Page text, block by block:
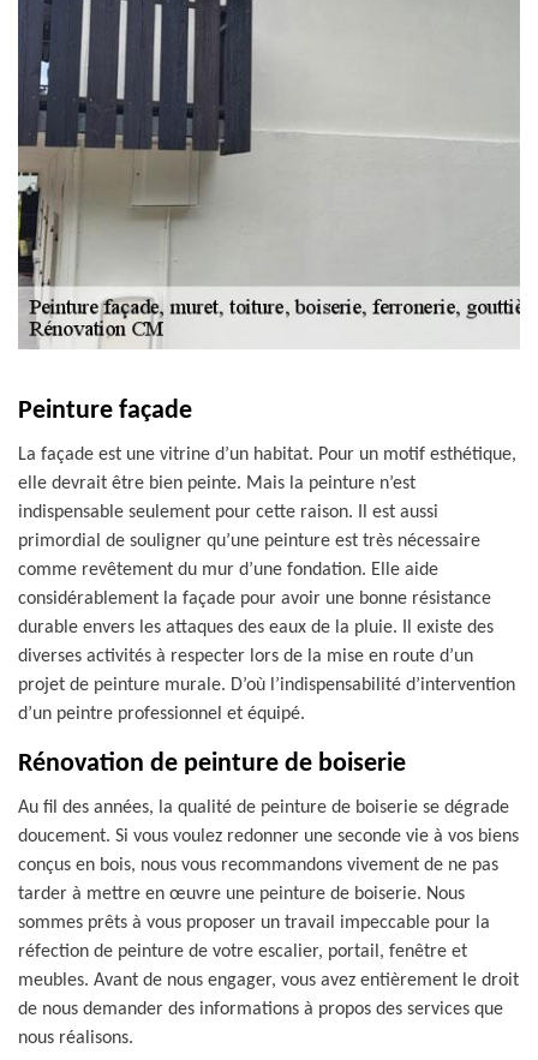
Peinture façade
La façade est une vitrine d’un habitat. Pour un motif esthétique,
elle devrait être bien peinte. Mais la peinture n’est
indispensable seulement pour cette raison. Il est aussi
primordial de souligner qu’une peinture est très nécessaire
comme revêtement du mur d’une fondation. Elle aide
considérablement la façade pour avoir une bonne résistance
durable envers les attaques des eaux de la pluie. Il existe des
diverses activités à respecter lors de la mise en route d’un
projet de peinture murale. D’où l’indispensabilité d’intervention
d’un peintre professionnel et équipé.
Rénovation de peinture de boiserie
Au fil des années, la qualité de peinture de boiserie se dégrade
doucement. Si vous voulez redonner une seconde vie à vos biens
conçus en bois, nous vous recommandons vivement de ne pas
tarder à mettre en œuvre une peinture de boiserie. Nous
sommes prêts à vous proposer un travail impeccable pour la
réfection de peinture de votre escalier, portail, fenêtre et
meubles. Avant de nous engager, vous avez entièrement le droit
de nous demander des informations à propos des services que
nous réalisons.